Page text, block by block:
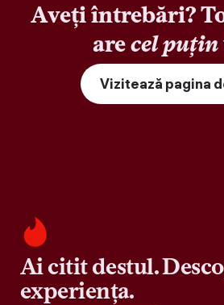
Aveți întrebări?
arecel puțin
Vizitează pagina
Ai citit destul.
experiența.